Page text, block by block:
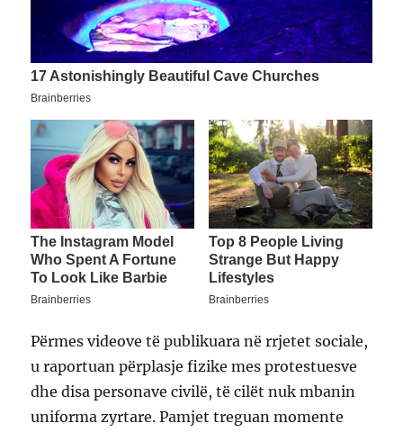
Përmes videove të publikuara në rrjetet sociale,
u raportuan përplasje fizike mes protestuesve
dhe disa personave civilë, të cilët nuk mbanin
uniforma zyrtare. Pamjet treguan momente